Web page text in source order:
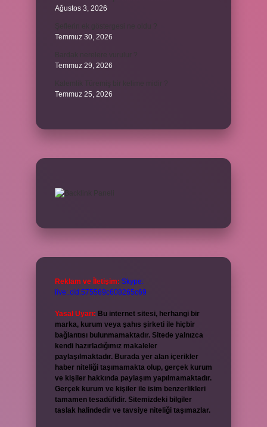
Ağustos 3, 2026
Temmuz 30, 2026
Temmuz 29, 2026
Temmuz 25, 2026
Reklam ve İletişim: Skype:
live:.cid.575569c608265c69
Yasal Uyarı: Bu internet sitesi, herhangi bir
marka, kurum veya şahıs şirketi ile hiçbir
bağlantısı bulunmamaktadır. Sitede yalnızca
kendi hazırladığımız makaleler
paylaşılmaktadır. Burada yer alan içerikler
haber niteliği taşımamakta olup, gerçek kurum
ve kişiler hakkında paylaşım yapılmamaktadır.
Gerçek kurum ve kişiler ile isim benzerlikleri
tamamen tesadüfidir. Sitemizdeki bilgiler
taslak halindedir ve tavsiye niteliği taşımazlar.